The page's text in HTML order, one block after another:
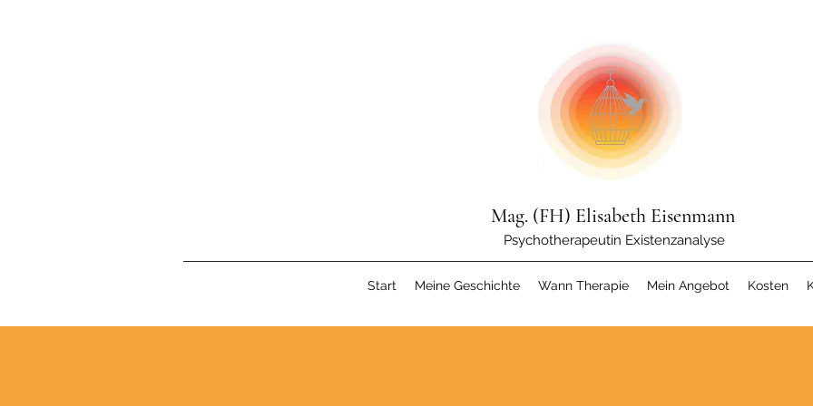
Mag. (FH) Elisabeth Eisenmann
Psychotherapeutin Existenzanalyse
Start Meine Geschichte Wann Therapie Mein Angebot Kosten